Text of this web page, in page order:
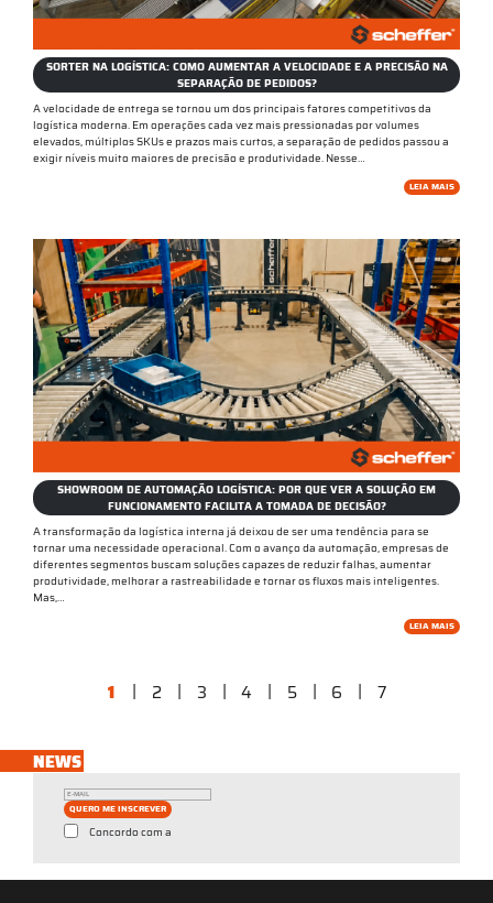
SORTER NA LOGÍSTICA: COMO AUMENTAR A VELOCIDADE E A PRECISÃO NA
SEPARAÇÃO DE PEDIDOS?
A velocidade de entrega se tornou um dos principais fatores competitivos da
logística moderna. Em operações cada vez mais pressionadas por volumes
elevados, múltiplos SKUs e prazos mais curtos, a separação de pedidos passou a
exigir níveis muito maiores de precisão e produtividade. Nesse…
LEIA MAIS
SHOWROOM DE AUTOMAÇÃO LOGÍSTICA: POR QUE VER A SOLUÇÃO EM
FUNCIONAMENTO FACILITA A TOMADA DE DECISÃO?
A transformação da logística interna já deixou de ser uma tendência para se
tornar uma necessidade operacional. Com o avanço da automação, empresas de
diferentes segmentos buscam soluções capazes de reduzir falhas, aumentar
produtividade, melhorar a rastreabilidade e tornar os fluxos mais inteligentes.
Mas,…
LEIA MAIS
1 | 2 | 3 | 4 | 5 | 6 | 7
NEWS
QUERO ME INSCREVER
Concordo com a